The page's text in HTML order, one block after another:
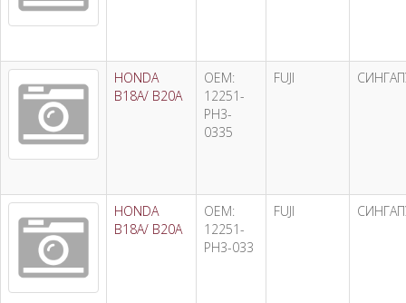
HONDA
B18A/ B20A
OEM:
12251-
PH3-
0335
FUJI
HONDA
B18A/ B20A
OEM:
12251-
PH3-033
FUJI